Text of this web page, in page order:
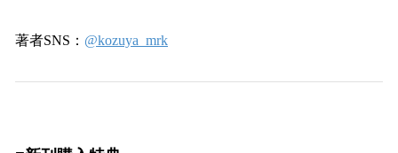
著者SNS： @kozuya_mrk